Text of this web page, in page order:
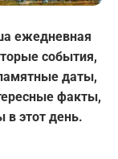
ежедневная
события,
даты,
факты,
этот день.